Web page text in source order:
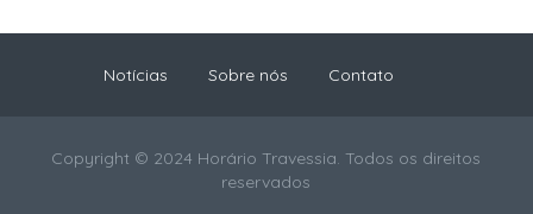
Notícias Sobre nós Contato
Copyright © 2024 Horário Travessia. Todos os direitos
reservados